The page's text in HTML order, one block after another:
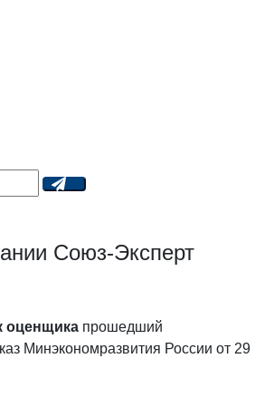
Союз-Эксперт
оценщика прошедший
Минэкономразвития России от 29